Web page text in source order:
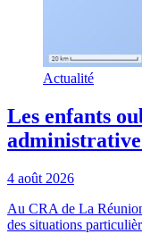
Actualité
Les enfants
administrative
4 août 2026
Au CRA de La
des situations